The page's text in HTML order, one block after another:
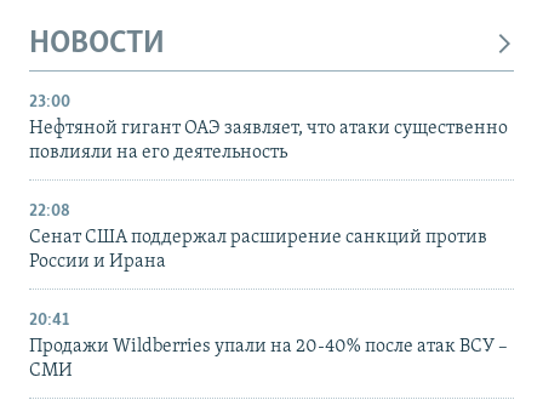
НОВОСТИ
23:00
Нефтяной гигант ОАЭ заявляет, что атаки существенно
повлияли на его деятельность
22:08
Сенат США поддержал расширение санкций против
России и Ирана
20:41
Продажи Wildberries упали на 20-40% после атак ВСУ –
СМИ